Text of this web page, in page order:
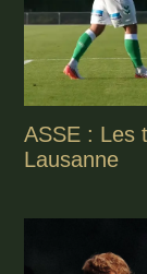
ASSE : Les
Lausanne